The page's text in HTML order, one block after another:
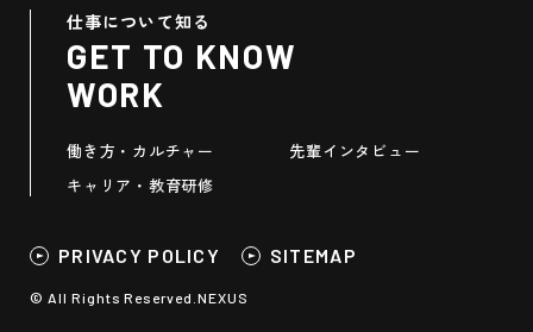
仕事について知る
GET TO KNOW
WORK
働き方・カルチャー
キャリア・教育研修
先輩インタビュー
PRIVACY POLICY SITEMAP
© All Rights Reserved.NEXUS